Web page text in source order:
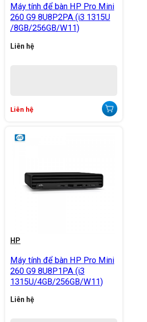
Máy tính để bàn HP Pro Mini
260 G9 8U8P2PA (i3 1315U
/8GB/256GB/W11)
Liên hệ
Liên hệ
HP
Máy tính để bàn HP Pro Mini
260 G9 8U8P1PA (i3
1315U/4GB/256GB/W11)
Liên hệ